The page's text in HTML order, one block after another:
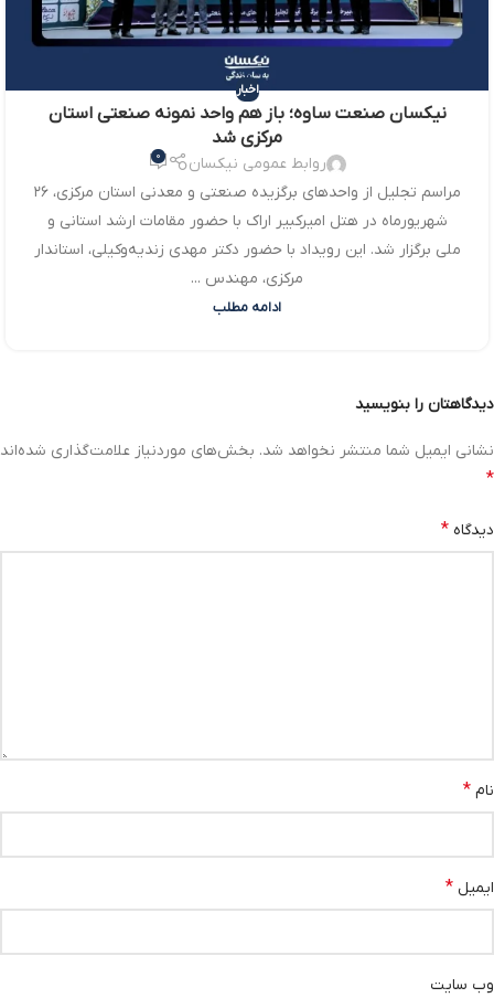
اخبار
نیکسان صنعت ساوه؛ باز هم واحد نمونه صنعتی استان
مرکزی شد
روابط عمومی نیکسان 0
مراسم تجلیل از واحدهای برگزیده صنعتی و معدنی استان مرکزی، ۲۶
شهریورماه در هتل امیرکبیر اراک با حضور مقامات ارشد استانی و
ملی برگزار شد. این رویداد با حضور دکتر مهدی زندیه‌وکیلی، استاندار
مرکزی، مهندس ...
ادامه مطلب
دیدگاهتان را بنویسید
نشانی ایمیل شما منتشر نخواهد شد. بخش‌های موردنیاز علامت‌گذاری شده‌اند
*
دیدگاه *
نام *
ایمیل *
وب‌ سایت